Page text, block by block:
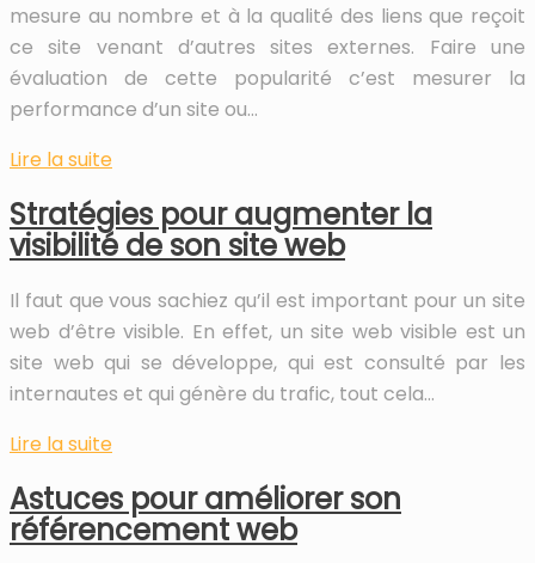
mesure au nombre et à la qualité des liens que reçoit
ce site venant d’autres sites externes. Faire une
évaluation de cette popularité c’est mesurer la
performance d’un site ou…
Lire la suite
Stratégies pour augmenter la
visibilité de son site web
Il faut que vous sachiez qu’il est important pour un site
web d’être visible. En effet, un site web visible est un
site web qui se développe, qui est consulté par les
internautes et qui génère du trafic, tout cela…
Lire la suite
Astuces pour améliorer son
référencement web